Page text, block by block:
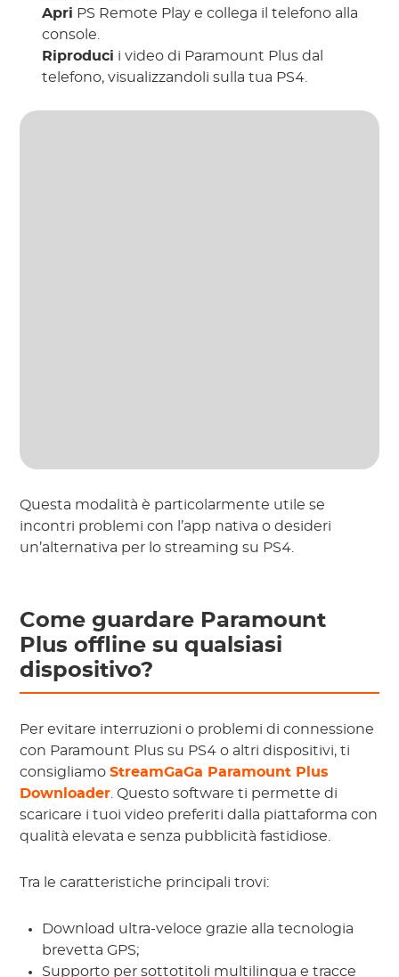
Apri PS Remote Play e collega il telefono alla
console.
Riproduci i video di Paramount Plus dal
telefono, visualizzandoli sulla tua PS4.
Questa modalità è particolarmente utile se
incontri problemi con l’app nativa o desideri
un’alternativa per lo streaming su PS4.
Come guardare Paramount
Plus offline su qualsiasi
dispositivo?
Per evitare interruzioni o problemi di connessione
con Paramount Plus su PS4 o altri dispositivi, ti
consigliamoStreamGaGa Paramount Plus
Downloader . Questo software ti permette di
scaricare i tuoi video preferiti dalla piattaforma con
qualità elevata e senza pubblicità fastidiose.
Tra le caratteristiche principali trovi:
Download ultra-veloce grazie alla tecnologia
brevetta GPS;
Supporto per sottotitoli multilingua e tracce